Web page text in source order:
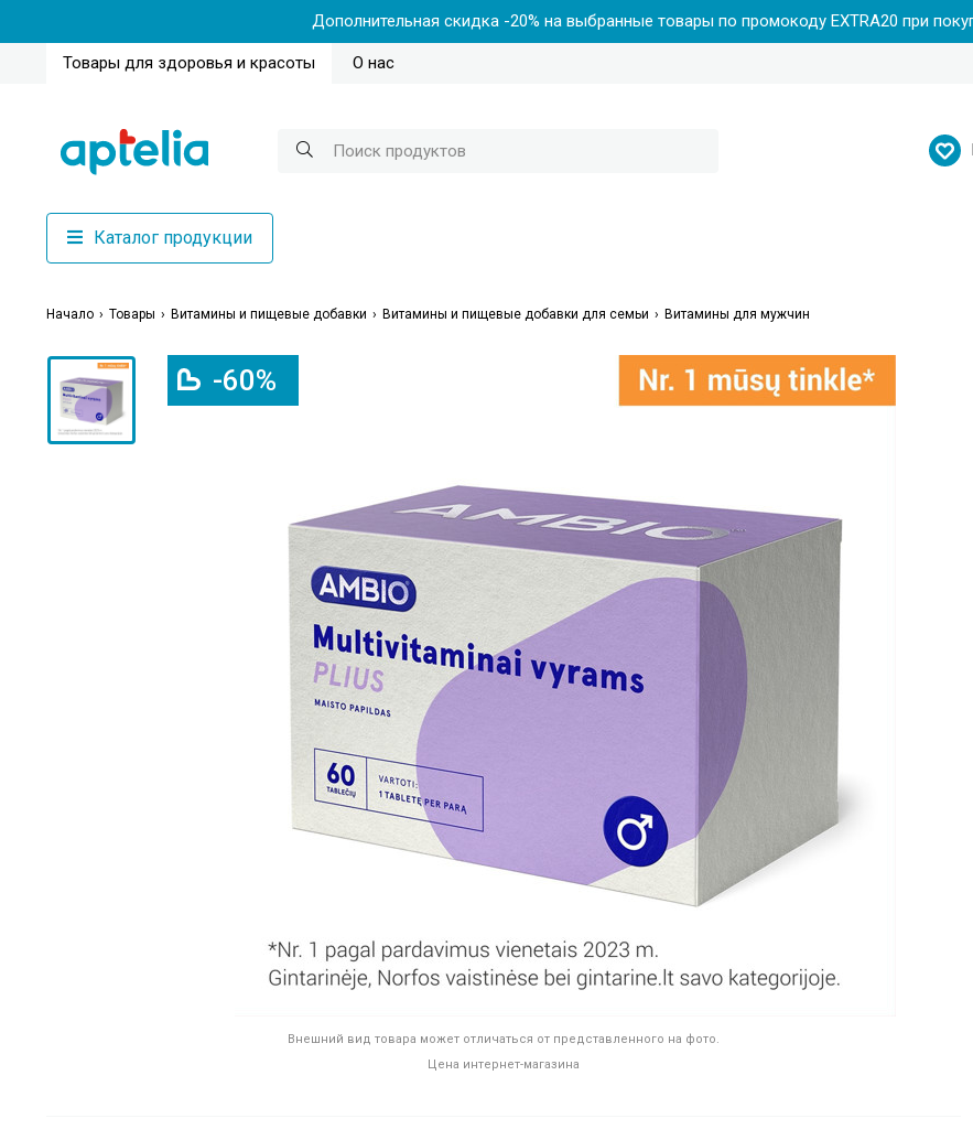
Дополнительная скидка -20% на выбранные товары по промокоду EXTRA20 при
Товары для здоровья и красоты О нас
Каталог продукции
Начало Товары Витамины и пищевые добавки Витамины и пищевые добавки для семьи Витамины для мужчин
-60%
Внешний вид товара может отличаться от представленного на фото.
Цена интернет-магазина